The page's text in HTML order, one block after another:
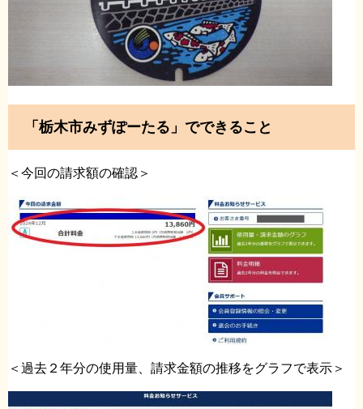
「栃木市みずぽーたる」でできること
＜今回の請求額の確認＞
＜過去２年分の使用量、請求金額の推移をグラフで表示＞